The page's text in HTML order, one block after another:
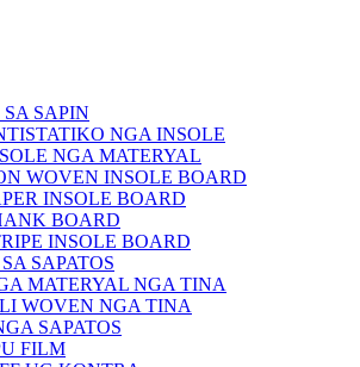
SAPIN
NGA INSOLE
NGA MATERYAL
WOVEN INSOLE BOARD
INSOLE BOARD
BOARD
INSOLE BOARD
SAPATOS
MATERYAL NGA TINA
WOVEN NGA TINA
SAPATOS
FILM